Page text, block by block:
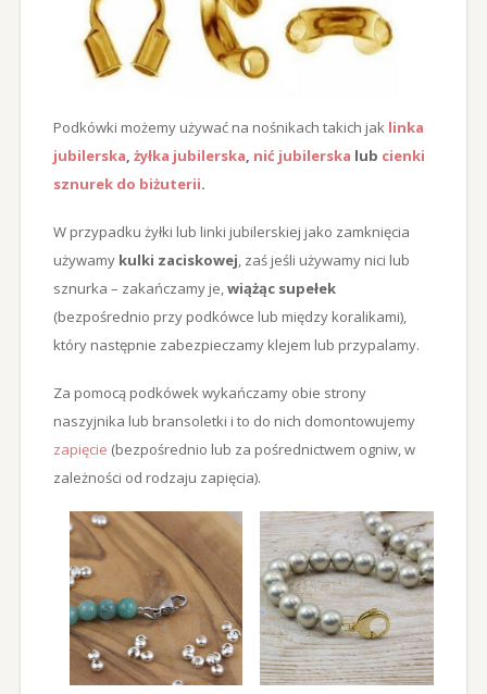
Podkówki możemy używać na nośnikach takich jak linka
jubilerska, żyłka jubilerska, nić jubilerska lub cienki
sznurek do biżuterii.
W przypadku żyłki lub linki jubilerskiej jako zamknięcia
używamykulki zaciskowej, zaś jeśli używamy nici lub
sznurka – zakańczamy je,wiążąc supełek
(bezpośrednio przy podkówce lub między koralikami),
który następnie zabezpieczamy klejem lub przypalamy.
Za pomocą podkówek wykańczamy obie strony
naszyjnika lub bransoletki i to do nich domontowujemy
zapięcie (bezpośrednio lub za pośrednictwem ogniw, w
zależności od rodzaju zapięcia).